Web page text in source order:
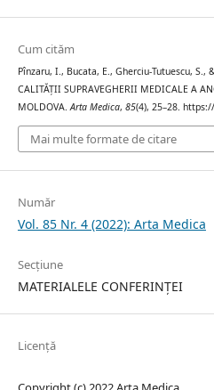
Cum cităm
Pînzaru, I., Bucata, E., Gherciu-Tutuescu, S.,
CALITĂȚII SUPRAVEGHERII MEDICALE A
MOLDOVA.Arta Medica, 85(4), 25–28.
Mai multe formate de citare
Număr
Vol. 85 Nr. 4 (2022): Arta Medica
Secțiune
MATERIALELE CONFERINȚEI
Licență